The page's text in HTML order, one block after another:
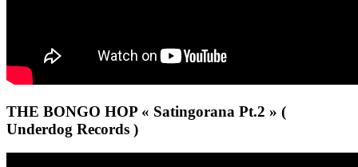
THE BONGO HOP « Satingorana Pt.2 » (
Underdog Records )